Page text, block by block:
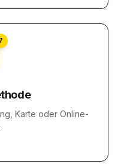
Karte oder Online-